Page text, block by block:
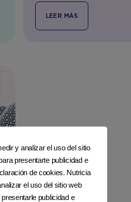
LEER MÁS
y analizar el uso del sitio
presentarte publicidad e
de cookies. Nutricia
el uso del sitio web
publicidad e